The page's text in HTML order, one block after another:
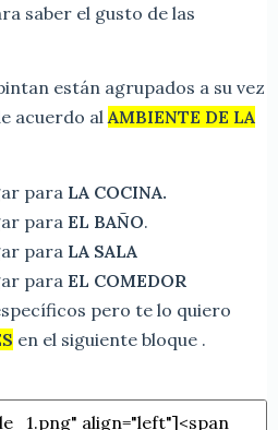
saber el gusto de las
están agrupados a su vez
acuerdo alAMBIENTE DE LA
para LA COCINA.
para EL BAÑO.
para LA SALA
para EL COMEDOR
pero te lo quiero
en el siguiente bloque .